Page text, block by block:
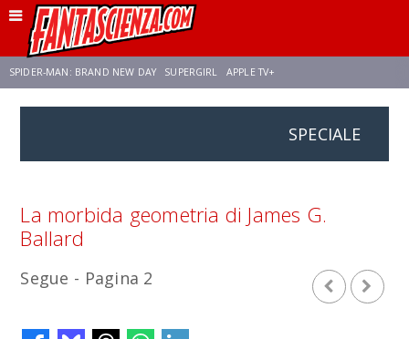
SPIDER-MAN: BRAND NEW DAY SUPERGIRL APPLE TV+
AVENGERS: DOOMSDAY STAR TREK
SPECIALE
La morbida geometria di James G.
Ballard
Segue - Pagina 2